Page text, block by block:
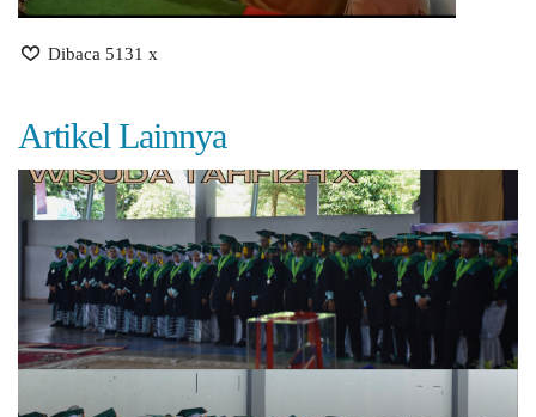
Dibaca 5131 x
Artikel Lainnya